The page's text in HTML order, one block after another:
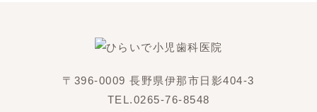
〒396-0009 長野県伊那市日影404-3
TEL.0265-76-8548